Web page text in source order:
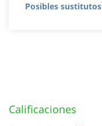
Posibles sustitutos
Calificaciones